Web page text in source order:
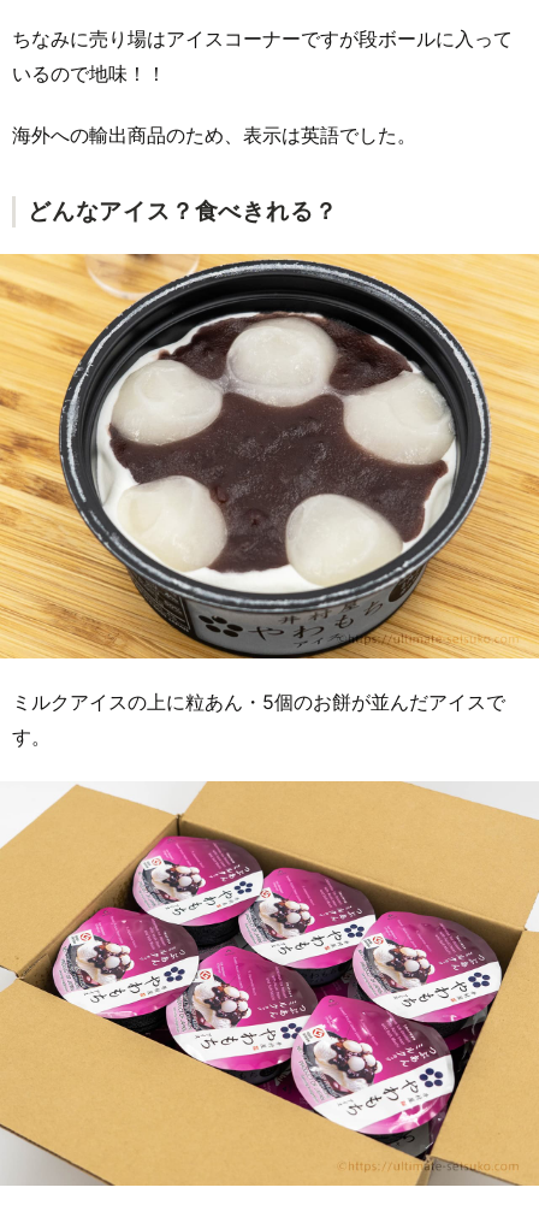
ちなみに売り場はアイスコーナーですが段ボールに入って
いるので地味！！
海外への輸出商品のため、表示は英語でした。
どんなアイス？食べきれる？
ミルクアイスの上に粒あん・5個のお餅が並んだアイスで
す。